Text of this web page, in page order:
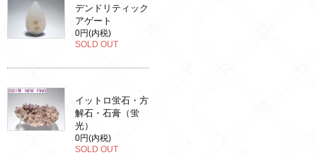
デンドリティック
アゲート
0円(内税)
SOLD OUT
イットロ蛍石・方
解石・石膏（蛍
光）
0円(内税)
SOLD OUT